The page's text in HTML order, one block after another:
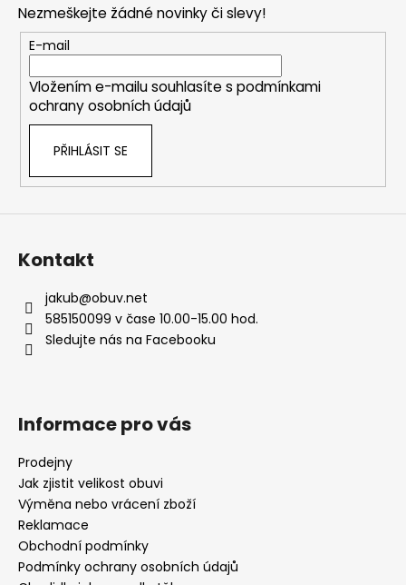
a
c
í
p
r
ý
p
Nezmeškejte žádné novinky či slevy!
E-mail
Vložením e-mailu souhlasíte s podmínkami
ochrany osobních údajů
PŘIHLÁSIT SE
Kontakt
jakub@obuv.net
585150099 v čase 10.00-15.00 hod.
Sledujte nás na Facebooku
Informace pro vás
Prodejny
Jak zjistit velikost obuvi
Výměna nebo vrácení zboží
Reklamace
Obchodní podmínky
Podmínky ochrany osobních údajů